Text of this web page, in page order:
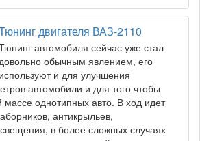
двигателя ВАЗ-2110
автомобиля сейчас уже стал
довольно обычным явлением, его
используют и для улучшения
автомобили и для того чтобы
однотипных авто. В ход идет
антикрыльев,
в более сложных случаях